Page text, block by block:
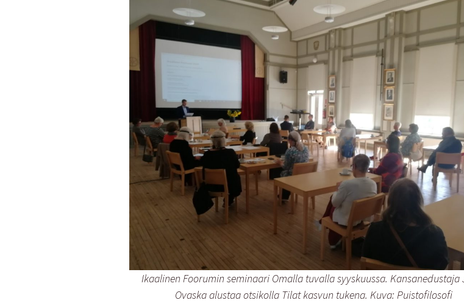
Ikaalinen Foorumin seminaari Omalla tuvalla syyskuussa. Kansanedustaja
Ovaska alustaa otsikolla Tilat kasvun tukena. Kuva: Puistofilosofi